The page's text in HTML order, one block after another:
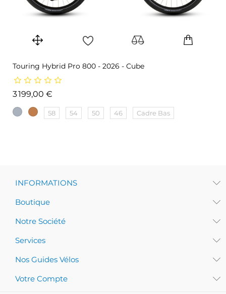
Touring Hybrid Pro 800 - 2026 - Cube
3 199,00 €
58 54 50 46 Cadre Bas
INFORMATIONS
Boutique
Notre Société
Services
Nos Guides Vélos
Votre Compte